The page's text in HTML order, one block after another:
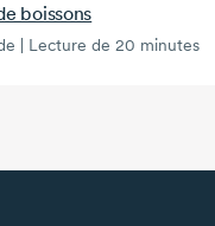
boissons
| Lecture de 20 minutes